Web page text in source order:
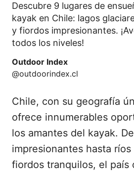
Descubre 9 lugares de
kayak en Chile: lagos
y fiordos impresionantes.
todos los niveles!
Outdoor Index
@outdoorindex.cl
Chile, con su geografía
ofrece innumerables
los amantes del kayak.
impresionantes hasta
fiordos tranquilos, el país